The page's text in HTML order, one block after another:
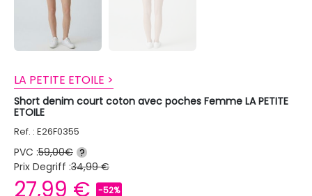
LA PETITE ETOILE >
Short denim court coton avec poches Femme LA PETITE
ETOILE
Ref. : E26F0355
PVC :59,00€ ?
Prix Degriff :34,99 €
27,99 € -52%